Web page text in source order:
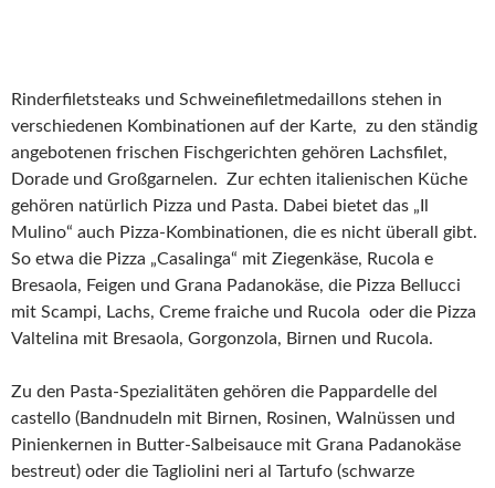
Rinderfiletsteaks und Schweinefiletmedaillons stehen in
verschiedenen Kombinationen auf der Karte, zu den ständig
angebotenen frischen Fischgerichten gehören Lachsfilet,
Dorade und Großgarnelen. Zur echten italienischen Küche
gehören natürlich Pizza und Pasta. Dabei bietet das „Il
Mulino“ auch Pizza-Kombinationen, die es nicht überall gibt.
So etwa die Pizza „Casalinga“ mit Ziegenkäse, Rucola e
Bresaola, Feigen und Grana Padanokäse, die Pizza Bellucci
mit Scampi, Lachs, Creme fraiche und Rucola oder die Pizza
Valtelina mit Bresaola, Gorgonzola, Birnen und Rucola.
Zu den Pasta-Spezialitäten gehören die Pappardelle del
castello (Bandnudeln mit Birnen, Rosinen, Walnüssen und
Pinienkernen in Butter-Salbeisauce mit Grana Padanokäse
bestreut) oder die Tagliolini neri al Tartufo (schwarze